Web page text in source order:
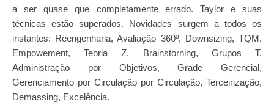
a ser quase que completamente errado. Taylor e suas
técnicas estão superados. Novidades surgem a todos os
instantes: Reengenharia, Avaliação 360º, Downsizing, TQM,
Empowement, Teoria Z, Brainstorning, Grupos T,
Administração por Objetivos, Grade Gerencial,
Gerenciamento por Circulação por Circulação, Terceirização,
Demassing, Excelência.